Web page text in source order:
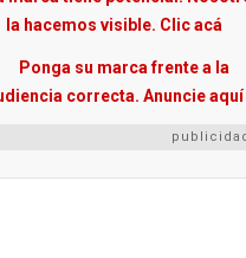
publicidad